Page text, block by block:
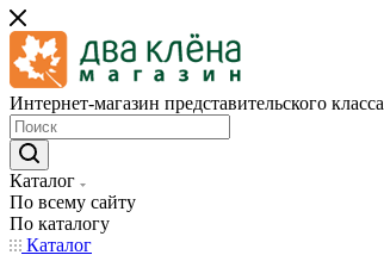
Интернет-магазин представительского класса
Каталог
По всему сайту
По каталогу
Каталог